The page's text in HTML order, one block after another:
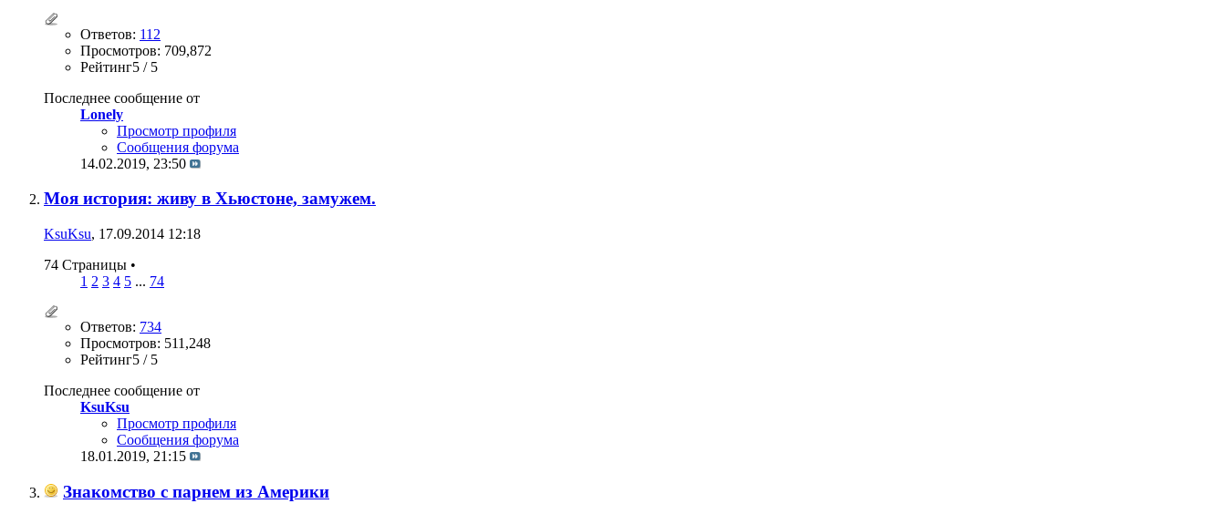
Ответов: 112
Просмотров: 709,872
Рейтинг5 / 5
Последнее сообщение от
Lonely
Просмотр профиля
Сообщения форума
14.02.2019, 23:50
Моя история: живу в Хьюстоне, замужем.
KsuKsu, 17.09.2014 12:18
74 Страницы •
1 2 3 4 5 ... 74
Ответов: 734
Просмотров: 511,248
Рейтинг5 / 5
Последнее сообщение от
KsuKsu
Просмотр профиля
Сообщения форума
18.01.2019, 21:15
Знакомство с парнем из Америки